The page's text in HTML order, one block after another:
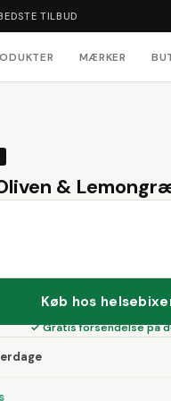
TILBUD
MÆRKER
&
Køb hos
✓ Gratis forsendelse på